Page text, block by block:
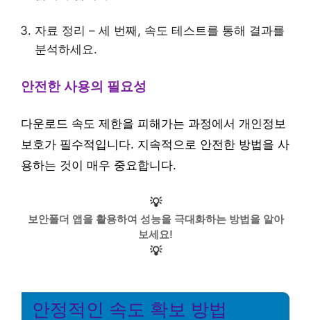
자료 정리 – 세 번째, 속도 테스트를 통해 결과를
분석하세요.
안전한 사용의 필요성
다운로드 속도 제한을 피해가는 과정에서 개인정보
보호가 필수적입니다. 지속적으로 안전한 방법을 사
용하는 것이 매우 중요합니다.
💡
보안폴더 앱을 활용하여 성능을 극대화하는 방법을 알아
보세요!
💡
안정적인 속도 확보 방법